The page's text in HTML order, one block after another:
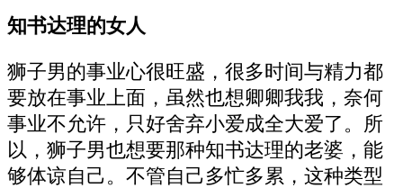
知书达理的女人
狮子男的事业心很旺盛，很多时间与精力都
要放在事业上面，虽然也想卿卿我我，奈何
事业不允许，只好舍弃小爱成全大爱了。所
以，狮子男也想要那种知书达理的老婆，能
够体谅自己。不管自己多忙多累，这种类型